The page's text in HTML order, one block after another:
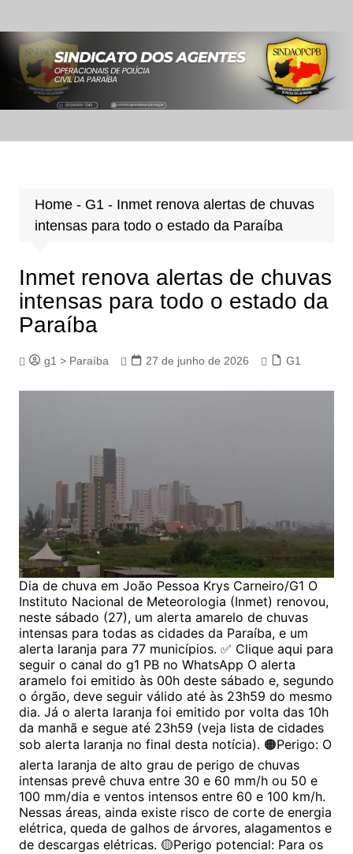
para
conteúdo
Home- G1 - Inmet renova alertas de chuvas
intensas para todo o estado da Paraíba
Inmet renova alertas de chuvas
intensas para todo o estado da
Paraíba
g1 > Paraíba 27 de junho de 2026 G1
Dia de chuva em João Pessoa Krys Carneiro/G1 O
Instituto Nacional de Meteorologia (Inmet) renovou,
neste sábado (27), um alerta amarelo de chuvas
intensas para todas as cidades da Paraíba, e um
alerta laranja para 77 municípios. ✅ Clique aqui para
seguir o canal do g1 PB no WhatsApp O alerta
aramelo foi emitido às 00h deste sábado e, segundo
o órgão, deve seguir válido até às 23h59 do mesmo
dia. Já o alerta laranja foi emitido por volta das 10h
da manhã e segue até 23h59 (veja lista de cidades
sob alerta laranja no final desta notícia). 🟠Perigo: O
alerta laranja de alto grau de perigo de chuvas
intensas prevê chuva entre 30 e 60 mm/h ou 50 e
100 mm/dia e ventos intensos entre 60 e 100 km/h.
Nessas áreas, ainda existe risco de corte de energia
elétrica, queda de galhos de árvores, alagamentos e
de descargas elétricas. 🟡Perigo potencial: Para os